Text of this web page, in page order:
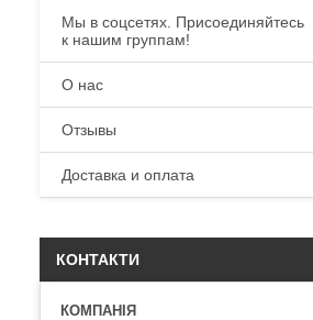
Мы в соцсетях. Присоединяйтесь
к нашим группам!
О нас
Отзывы
Доставка и оплата
КОНТАКТИ